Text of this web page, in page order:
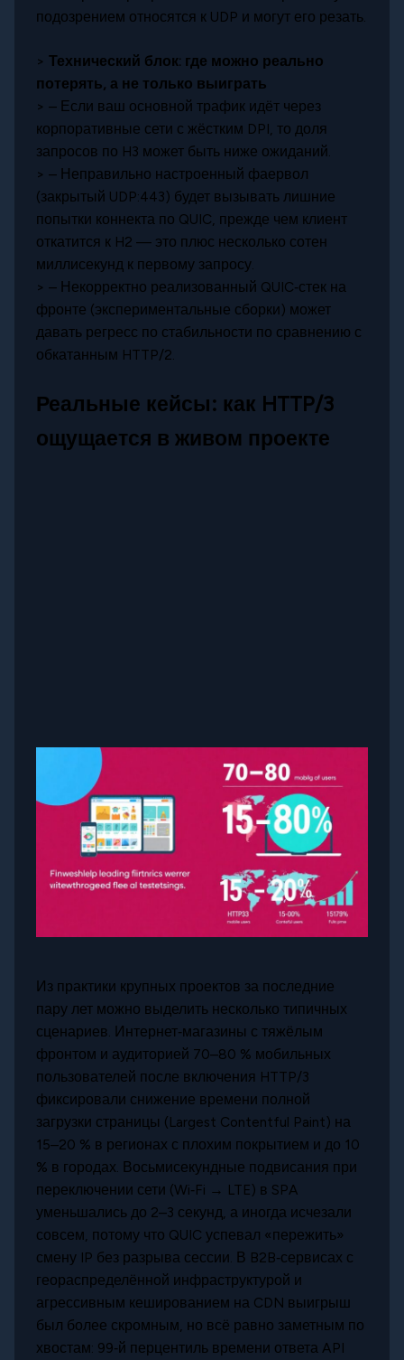
подозрением относятся к UDP и могут его резать.
>Технический блок: где можно реально
потерять, а не только выиграть
> – Если ваш основной трафик идёт через
корпоративные сети с жёстким DPI, то доля
запросов по H3 может быть ниже ожиданий.
> – Неправильно настроенный фаервол
(закрытый UDP:443) будет вызывать лишние
попытки коннекта по QUIC, прежде чем клиент
откатится к H2 — это плюс несколько сотен
миллисекунд к первому запросу.
> – Некорректно реализованный QUIC‑стек на
фронте (экспериментальные сборки) может
давать регресс по стабильности по сравнению с
обкатанным HTTP/2.
Реальные кейсы: как HTTP/3
ощущается в живом проекте
Из практики крупных проектов за последние
пару лет можно выделить несколько типичных
сценариев. Интернет‑магазины с тяжёлым
фронтом и аудиторией 70–80 % мобильных
пользователей после включения HTTP/3
фиксировали снижение времени полной
загрузки страницы (Largest Contentful Paint) на
15–20 % в регионах с плохим покрытием и до 10
% в городах. Восьмисекундные подвисания при
переключении сети (Wi‑Fi → LTE) в SPA
уменьшались до 2–3 секунд, а иногда исчезали
совсем, потому что QUIC успевал «пережить»
смену IP без разрыва сессии. В B2B‑сервисах с
геораспределённой инфраструктурой и
агрессивным кешированием на CDN выигрыш
был более скромным, но всё равно заметным по
хвостам: 99‑й перцентиль времени ответа API